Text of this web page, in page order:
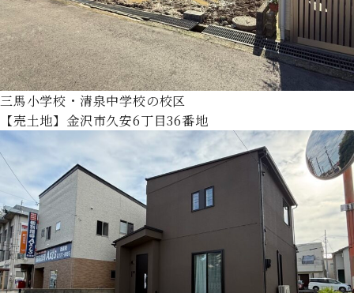
三馬小学校・清泉中学校の校区
【売土地】金沢市久安6丁目36番地